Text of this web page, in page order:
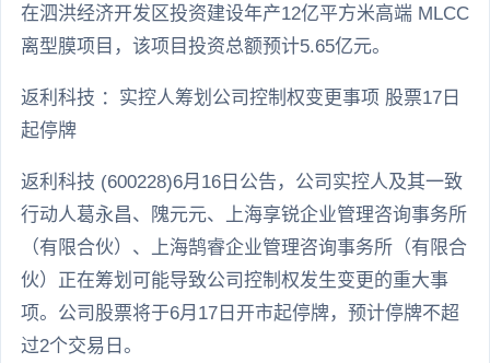
在泗洪经济开发区投资建设年产12亿平方米高端 MLCC
离型膜项目，该项目投资总额预计5.65亿元。
返利科技 ：实控人筹划公司控制权变更事项 股票17日
起停牌
返利科技 (600228)6月16日公告，公司实控人及其一致
行动人葛永昌、隗元元、上海享锐企业管理咨询事务所
（有限合伙）、上海鹄睿企业管理咨询事务所（有限合
伙）正在筹划可能导致公司控制权发生变更的重大事
项。公司股票将于6月17日开市起停牌，预计停牌不超
过2个交易日。